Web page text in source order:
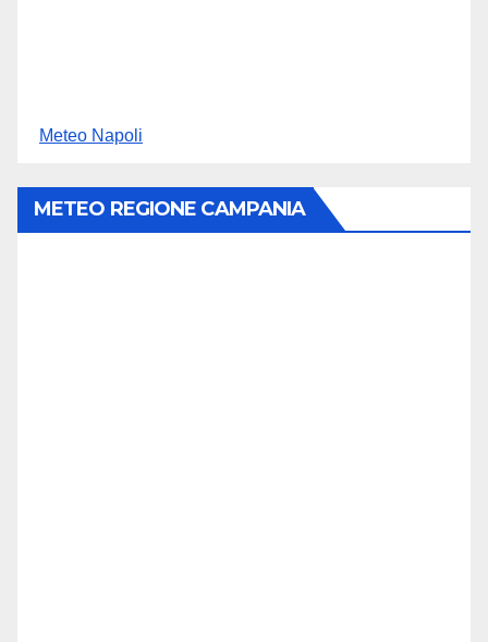
Meteo Napoli
METEO REGIONE CAMPANIA